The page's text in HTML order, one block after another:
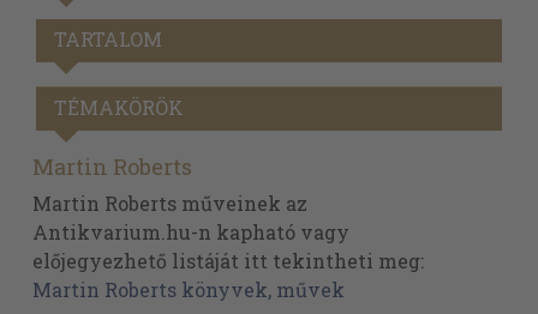
TARTALOM
TÉMAKÖRÖK
Martin Roberts
Martin Roberts műveinek az
Antikvarium.hu-n kapható vagy
előjegyezhető listáját itt tekintheti meg:
Martin Roberts könyvek, művek